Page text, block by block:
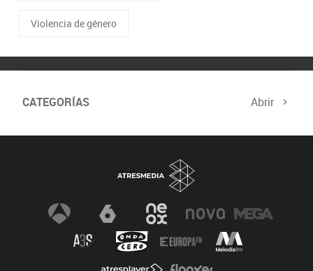
Violencia de género
CATEGORÍAS Abrir